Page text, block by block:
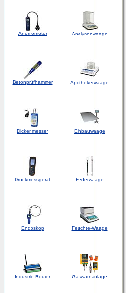
Anemometer Analysenwaage
Betonprüfhammer Apothekerwaage
Dickenmesser Einbauwaage
Druckmessgerät Federwaage
Endoskop Feuchte-Waage
Industrie-Router Gaswarnanlage